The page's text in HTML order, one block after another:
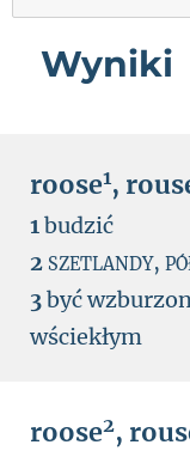
Wyniki
roose1,
1budzić
2 SZETLANDY,
3być
wściekłym
roose2,